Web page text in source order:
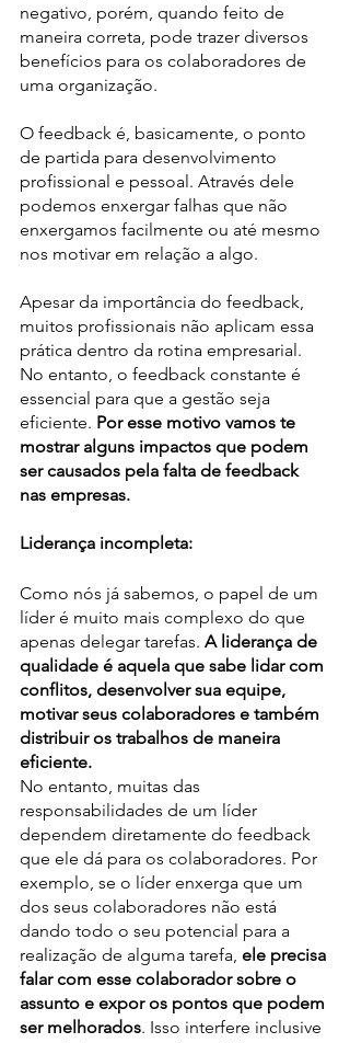
negativo, porém, quando feito de
maneira correta, pode trazer diversos
benefícios para os colaboradores de
uma organização.
O feedback é, basicamente, o ponto
de partida para desenvolvimento
profissional e pessoal. Através dele
podemos enxergar falhas que não
enxergamos facilmente ou até mesmo
nos motivar em relação a algo.
Apesar da importância do feedback,
muitos profissionais não aplicam essa
prática dentro da rotina empresarial.
No entanto, o feedback constante é
essencial para que a gestão seja
eficiente. Por esse motivo vamos te
mostrar alguns impactos que podem
ser causados pela falta de feedback
nas empresas.
Liderança incompleta:
Como nós já sabemos, o papel de um
líder é muito mais complexo do que
apenas delegar tarefas. A liderança de
qualidade é aquela que sabe lidar com
conflitos, desenvolver sua equipe,
motivar seus colaboradores e também
distribuir os trabalhos de maneira
eficiente.
No entanto, muitas das
responsabilidades de um líder
dependem diretamente do feedback
que ele dá para os colaboradores. Por
exemplo, se o líder enxerga que um
dos seus colaboradores não está
dando todo o seu potencial para a
realização de alguma tarefa, ele precisa
falar com esse colaborador sobre o
assunto e expor os pontos que podem
ser melhorados. Isso interfere inclusive